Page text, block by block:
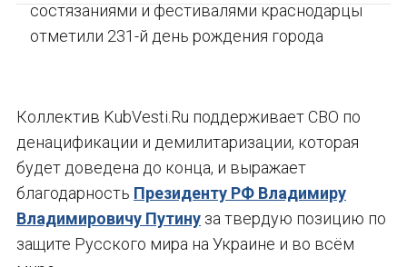
состязаниями и фестивалями краснодарцы
отметили 231-й день рождения города
Коллектив KubVesti.Ru поддерживает СВО по
денацификации и демилитаризации, которая
будет доведена до конца, и выражает
благодарность Президенту РФ Владимиру
Владимировичу Путину за твердую позицию по
защите Русского мира на Украине и во всём